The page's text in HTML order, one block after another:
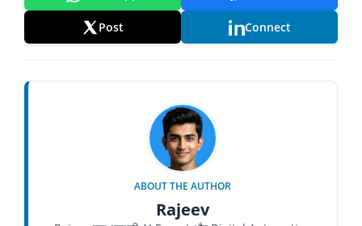
Post Connect
ABOUT THE AUTHOR
Rajeev